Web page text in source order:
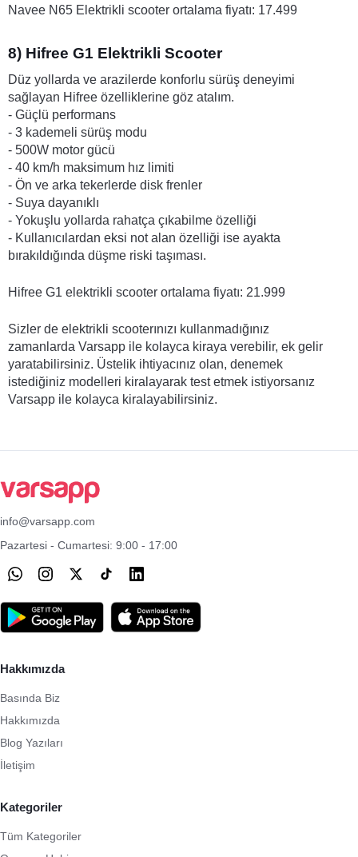
Navee N65 Elektrikli scooter ortalama fiyatı: 17.499
8) Hifree G1 Elektrikli Scooter
Düz yollarda ve arazilerde konforlu sürüş deneyimi
sağlayan Hifree özelliklerine göz atalım.
- Güçlü performans
- 3 kademeli sürüş modu
- 500W motor gücü
- 40 km/h maksimum hız limiti
- Ön ve arka tekerlerde disk frenler
- Suya dayanıklı
- Yokuşlu yollarda rahatça çıkabilme özelliği
- Kullanıcılardan eksi not alan özelliği ise ayakta
bırakıldığında düşme riski taşıması.
Hifree G1 elektrikli scooter ortalama fiyatı: 21.999
Sizler de elektrikli scooterınızı kullanmadığınız
zamanlarda Varsapp ile kolayca kiraya verebilir, ek gelir
yaratabilirsiniz. Üstelik ihtiyacınız olan, denemek
istediğiniz modelleri kiralayarak test etmek istiyorsanız
Varsapp ile kolayca kiralayabilirsiniz.
info@varsapp.com
Pazartesi - Cumartesi: 9:00 - 17:00
Hakkımızda
Basında Biz
Hakkımızda
Blog Yazıları
İletişim
Kategoriler
Tüm Kategoriler